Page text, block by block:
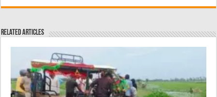
c
e
b
o
o
k
it
r
C
at
ai ss
n
er
at
A
p
Related Articles